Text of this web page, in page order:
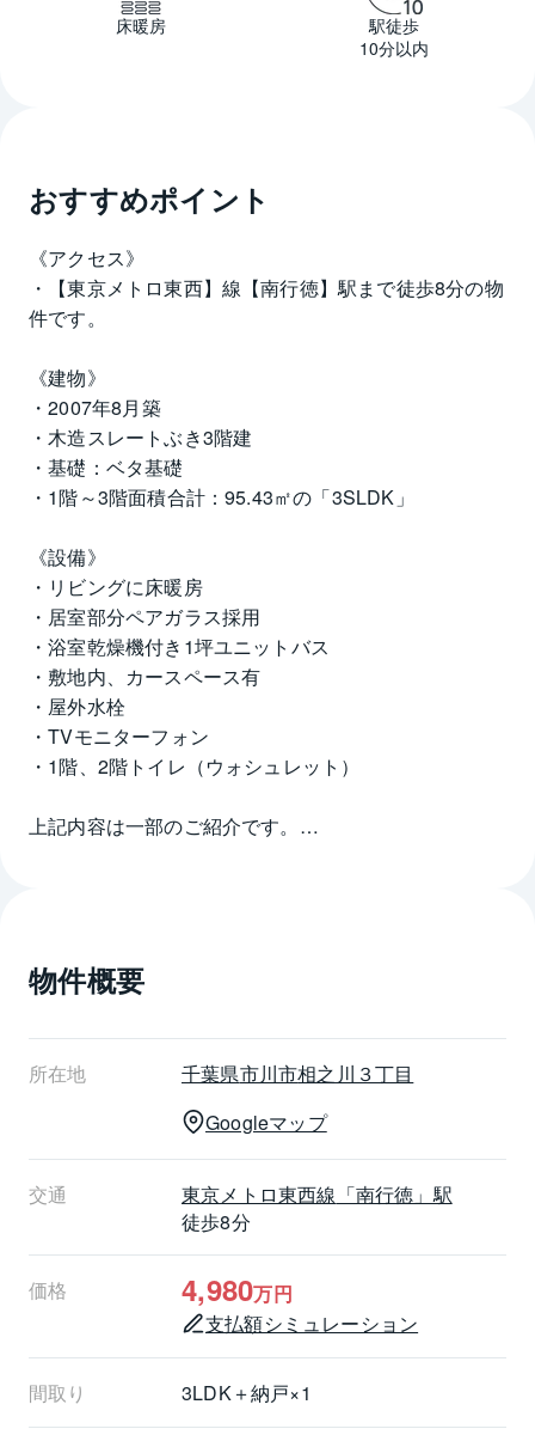
床暖房
駅徒歩
10分以内
おすすめポイント
《アクセス》
・【東京メトロ東西】線【南行徳】駅まで徒歩8分の物
件です。
《建物》
・2007年8月築
・木造スレートぶき3階建
・基礎：ベタ基礎
・1階～3階面積合計：95.43㎡の「3SLDK」
《設備》
・リビングに床暖房
・居室部分ペアガラス採用
・浴室乾燥機付き1坪ユニットバス
・敷地内、カースペース有
・屋外水栓
・TVモニターフォン
・1階、2階トイレ（ウォシュレット）
上記内容は一部のご紹介です。
ご連絡心よりお待ちしております。
■━━━━━━━━━━━━■
周辺施設情報
■━━━━━━━━━━━━■
┏□　スーパー・コンビニ等
┗┻━━━━━━━━━━━━━━━━━
・ファミリーマート市川相之川二丁目店：約260 m
┏□　幼稚園・保育園・小学校・中学校
┗┻━━━━━━━━━━━━━━━━━
・南行徳幼稚園：約360 m
・みなみぎょうとくゆずのき保育園：約230 m
物件概要
所在地 千葉県市川市相之川３丁目
Googleマップ
交通 東京メトロ東西線 「南行徳」駅
徒歩8分
価格 4,980万円
支払額シミュレーション
間取り 3LDK＋納戸×1